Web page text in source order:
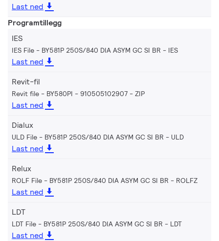
Last ned
Programtillegg
IES
IES File - BY581P 250S/840 DIA ASYM GC SI BR IES
Last ned
Revit-fil
Revit file - BY580PI - 910505102907 ZIP
Last ned
Dialux
ULD File - BY581P 250S/840 DIA ASYM GC SI BR ULD
Last ned
Relux
ROLF File - BY581P 250S/840 DIA ASYM GC SI BR ROLFZ
Last ned
LDT
LDT File - BY581P 250S/840 DIA ASYM GC SI BR LDT
Last ned